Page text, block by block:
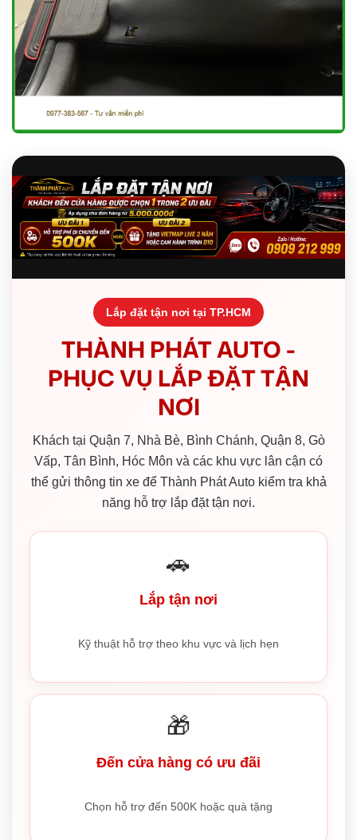
Lắp đặt tận nơi tại TP.HCM
THÀNH PHÁT AUTO -
PHỤC VỤ LẮP ĐẶT TẬN
NƠI
Khách tại Quận 7, Nhà Bè, Bình Chánh, Quận 8, Gò
Vấp, Tân Bình, Hóc Môn và các khu vực lân cận có
thể gửi thông tin xe để Thành Phát Auto kiểm tra khả
năng hỗ trợ lắp đặt tận nơi.
🚗
Lắp tận nơi
Kỹ thuật hỗ trợ theo khu vực và lịch hẹn
🎁
Đến cửa hàng có ưu đãi
Chọn hỗ trợ đến 500K hoặc quà tặng